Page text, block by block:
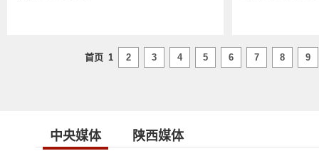
首页 1 2 3 4 5 6 7 8 9
中央媒体 陕西媒体